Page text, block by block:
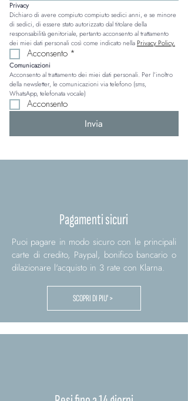
Privacy
Dichiaro di avere compiuto compiuto sedici anni, e se minore
di sedici, di essere stato autorizzato dal titolare della
responsabilità genitoriale, pertanto acconsento al trattamento
dei miei dati personali così come indicato nella Privacy Policy.
Acconsento *
Comunicazioni
Acconsento al trattamento dei miei dati personali. Per l’inoltro
della newsletter, le comunicazioni via telefono (sms,
WhatsApp, telefonata vocale)
Acconsento
Invia
Pagamenti sicuri
Puoi pagare in modo sicuro con le principali
carte di credito, Paypal, bonifico bancario o
dilazionare l'acquisto in 3 rate con Klarna.
SCOPRI DI PIU' >